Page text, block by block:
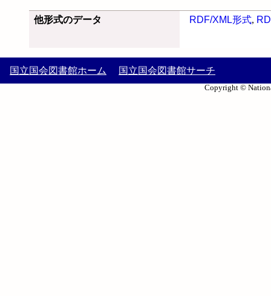
他形式のデータ RDF/XML形式,
国立国会図書館ホーム 国立国会図書館サーチ
Copyright ©